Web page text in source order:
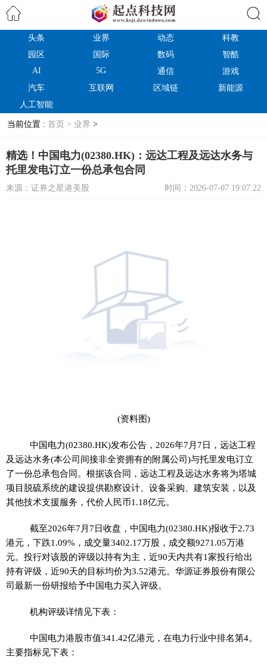
头条 业界 动态
科教
园区
国际 数码
智酷
AI
5G 通信
游戏
汽车
互联网 区域链
新能源
人工智能
当前位置 : 首页 > 业界 >
精选！中国电力(02380.HK)：远达工程及远达水务与
托里发电订立一份总承包合同
来源：证券之星港美股 时间：2026-07-07 19:07:22
(资料图)
中国电力(02380.HK)发布公告，2026年7月7日，远达工程
及远达水务(本公司间接非全资拥有的附属公司)与托里发电订立
了一份总承包合同。根据该合同，远达工程及远达水务将为塔城
项目脱硫系统的建设提供勘察设计、设备采购、建筑安装，以及
其他技术支援服务，代价人民币1.18亿元。
截至2026年7月7日收盘，中国电力(02380.HK)报收于2.73
港元，下跌1.09%，成交量3402.17万股，成交额9271.05万港
元。投行对该股的评级以持有为主，近90天内共有1家投行给出
持有评级，近90天的目标均价为3.52港元。华源证券股份有限公
司最新一份研报给予中国电力买入评级。
机构评级详情见下表：
中国电力港股市值341.42亿港元，在电力行业中排名第4。
主要指标见下表：